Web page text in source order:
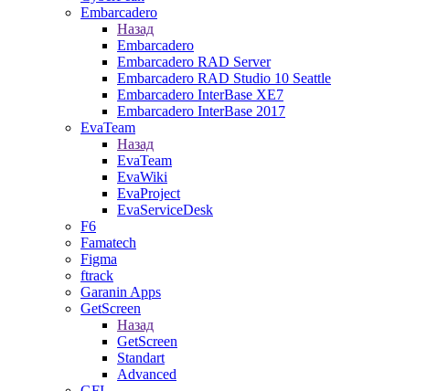
Embarcadero
Назад
Embarcadero
Embarcadero RAD Server
Embarcadero RAD Studio 10 Seattle
Embarcadero InterBase XE7
Embarcadero InterBase 2017
EvaTeam
Назад
EvaTeam
EvaWiki
EvaProject
EvaServiceDesk
F6
Famatech
Figma
ftrack
Garanin Apps
GetScreen
Назад
GetScreen
Standart
Advanced